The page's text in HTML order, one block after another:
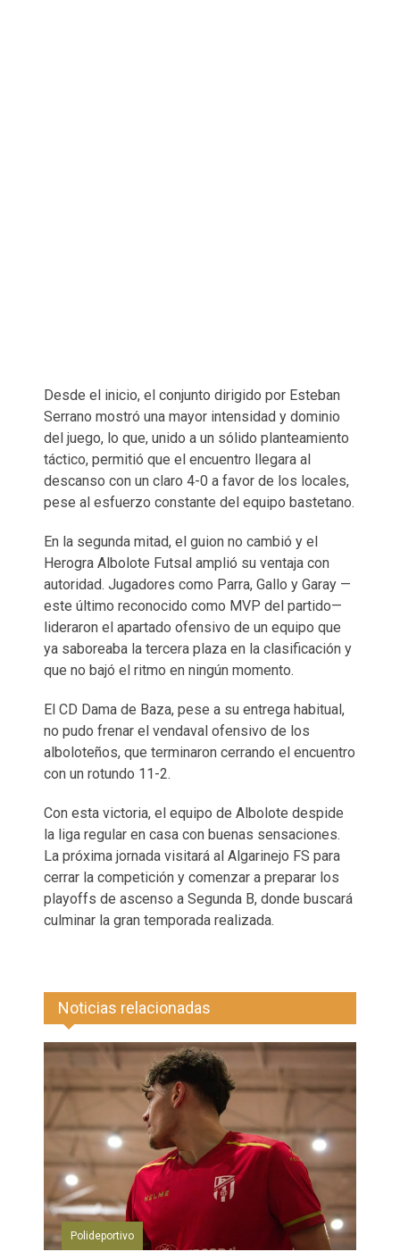
Desde el inicio, el conjunto dirigido por Esteban
Serrano mostró una mayor intensidad y dominio
del juego, lo que, unido a un sólido planteamiento
táctico, permitió que el encuentro llegara al
descanso con un claro 4-0 a favor de los locales,
pese al esfuerzo constante del equipo bastetano.
En la segunda mitad, el guion no cambió y el
Herogra Albolote Futsal amplió su ventaja con
autoridad. Jugadores como Parra, Gallo y Garay —
este último reconocido como MVP del partido—
lideraron el apartado ofensivo de un equipo que
ya saboreaba la tercera plaza en la clasificación y
que no bajó el ritmo en ningún momento.
El CD Dama de Baza, pese a su entrega habitual,
no pudo frenar el vendaval ofensivo de los
alboloteños, que terminaron cerrando el encuentro
con un rotundo 11-2.
Con esta victoria, el equipo de Albolote despide
la liga regular en casa con buenas sensaciones.
La próxima jornada visitará al Algarinejo FS para
cerrar la competición y comenzar a preparar los
playoffs de ascenso a Segunda B, donde buscará
culminar la gran temporada realizada.
Noticias relacionadas
Polideportivo